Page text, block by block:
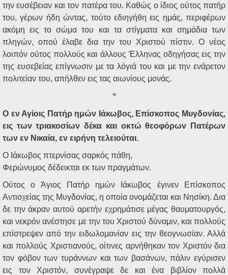
την ευσέβειαν και τον πατέρα του. Καθώς ο ίδιος ούτος πατήρ
του, γέρων ήδη ώντας, τούτο εδιηγήθη εις ημάς, περιφέρων
ακόμη εις το σώμα του και τα στίγματα και σημάδια των
πληγών, οπού έλαβε δια την του Χριστού πίστιν. Ο νέος
λοιπόν ούτος πολλούς και άλλους Έλληνας οδηγήσας εις την
της ευσεβείας επίγνωσιν με τα λόγιά του και με την ενάρετον
πολιτείαν του, απήλθεν εις τας αιωνίους μονάς.
*
Ο εν Αγίοις Πατήρ ημών Ιάκωβος, Επίσκοπος Μυγδονίας,
εις των τριακοσίων δέκα και οκτώ θεοφόρων Πατέρων
των εν Νικαία, εν ειρήνη τελειούται.
Ο Ιάκωβος πτερνίσας σαρκός πάθη,
Φερώνυμος δέδεικται εκ των πραγμάτων.
Ούτος ο Άγιος Πατήρ ημών Ιάκωβος έγινεν Επίσκοπος
Αντιοχείας της Μυγδονίας, η οποία ονομάζεται και Νησίκη. Δια
δε την άκραν αυτού αρετήν εχρημάτισε μέγας θαυματουργός,
και νεκρόν ανέστησε με την του Χριστού δύναμιν, και πολλούς
επίστρεψεν από την ειδωλομανίαν εις την θεογνωσίαν. Αλλά
και πολλούς Χριστιανούς, οίτινες αρνήθηκαν τον Χριστόν δια
τον φόβον των τυράννων και των βασάνων, πάλιν εγύρισεν
εις τον Χριστόν, συνέγραψε δε και ένα βιβλίον πολλά